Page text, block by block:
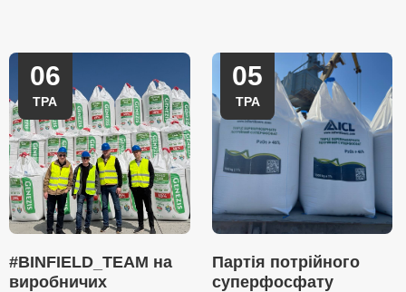
06
ТРА
#BINFIELD_TEAM на
виробничих
05
ТРА
Партія потрійного
суперфосфату